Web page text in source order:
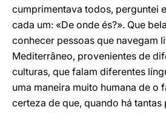
cumprimentava todos, perguntei
cada um: «De onde és?». Que
conhecer pessoas que navegam
Mediterrâneo, provenientes de
culturas, que falam diferentes
uma maneira muito humana de o
certeza de que, quando há tantas